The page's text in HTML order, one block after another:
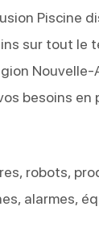
Piscine
sur tout le
besoins en
robots,
alarmes,